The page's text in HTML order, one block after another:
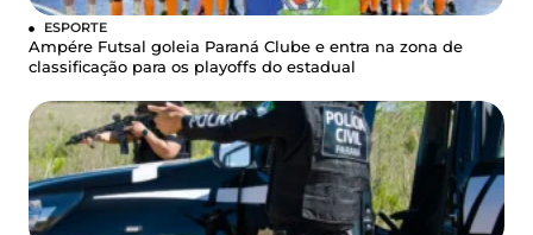
ESPORTE
Ampére Futsal goleia Paraná Clube e entra na zona de
classificação para os playoffs do estadual